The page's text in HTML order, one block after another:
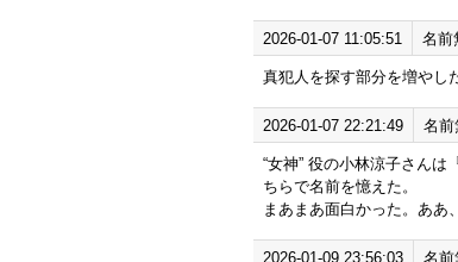
2026-01-07 11:05:51 名前
真犯人を探す部分を増やし
2026-01-07 22:21:49 名前
“女神” 役の小林涼子さん
ちらで名前を憶えた。
まあまあ面白かった。ああ
2026-01-09 23:56:03 名前